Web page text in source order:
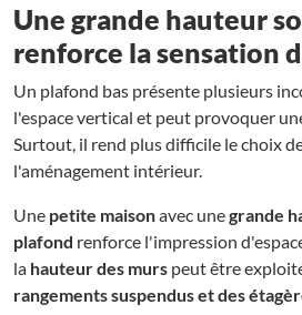
Une grande hauteur
renforce la sensation
Un plafond bas présente plusieurs
l'espace vertical et peut provoquer
Surtout, il rend plus difficile le choix
l'aménagement intérieur.
Une petite maisonavec unegrande
plafond renforce l'impression
la hauteur des murs peut être
rangements suspendus et des